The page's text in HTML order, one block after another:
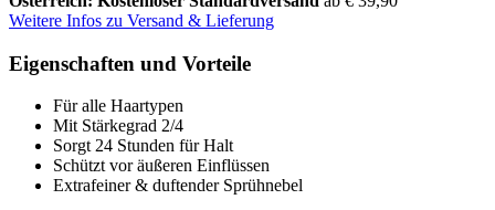
Weitere Infos zu Versand & Lieferung
Eigenschaften und Vorteile
Für alle Haartypen
Mit Stärkegrad 2/4
Sorgt 24 Stunden für Halt
Schützt vor äußeren Einflüssen
Extrafeiner & duftender Sprühnebel